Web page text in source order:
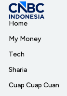
Home
My Money
Tech
Sharia
Cuap Cuap Cuan